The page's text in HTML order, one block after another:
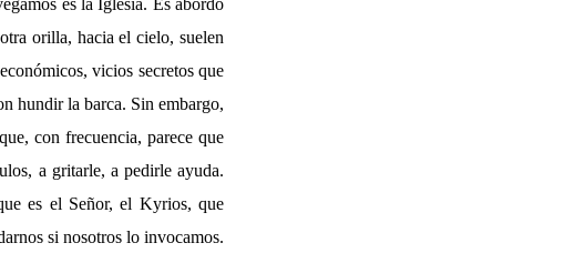
orilla, hacia el cielo, suelen
vicios secretos que
hundir la barca. Sin embargo,
con frecuencia, parece que
a gritarle, a pedirle ayuda.
es el Señor, el Kyrios, que
si nosotros lo invocamos.